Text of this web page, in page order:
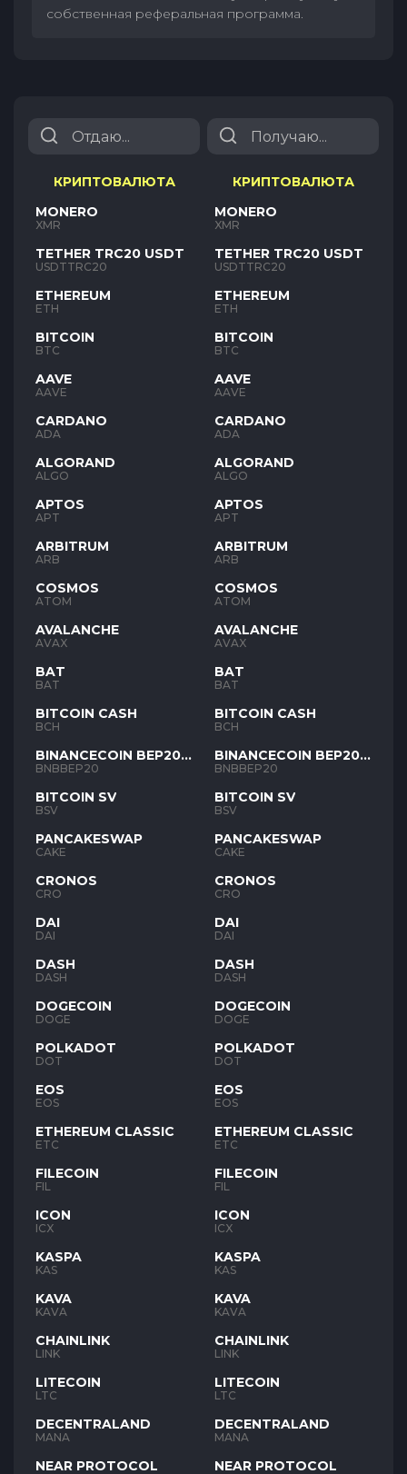
собственная реферальная программа.
КРИПТОВАЛЮТА
MONERO
XMR
TETHER TRC20 USDT
USDTTRC20
ETHEREUM
ETH
BITCOIN
BTC
AAVE
AAVE
CARDANO
ADA
ALGORAND
ALGO
APTOS
APT
ARBITRUM
ARB
COSMOS
ATOM
AVALANCHE
AVAX
BAT
BAT
BITCOIN CASH
BCH
BINANCECOIN BEP20
BNB
BNBBEP20
BITCOIN SV
BSV
PANCAKESWAP
CAKE
CRONOS
CRO
DAI
DAI
DASH
DASH
DOGECOIN
DOGE
POLKADOT
DOT
EOS
EOS
ETHEREUM CLASSIC
ETC
FILECOIN
FIL
ICON
ICX
KASPA
KAS
KAVA
KAVA
CHAINLINK
LINK
LITECOIN
LTC
DECENTRALAND
MANA
NEAR PROTOCOL
КРИПТОВАЛЮТА
MONERO
XMR
TETHER TRC20 USDT
USDTTRC20
ETHEREUM
ETH
BITCOIN
BTC
AAVE
AAVE
CARDANO
ADA
ALGORAND
ALGO
APTOS
APT
ARBITRUM
ARB
COSMOS
ATOM
AVALANCHE
AVAX
BAT
BAT
BITCOIN CASH
BCH
BINANCECOIN BEP20
BNB
BNBBEP20
BITCOIN SV
BSV
PANCAKESWAP
CAKE
CRONOS
CRO
DAI
DAI
DASH
DASH
DOGECOIN
DOGE
POLKADOT
DOT
EOS
EOS
ETHEREUM CLASSIC
ETC
FILECOIN
FIL
ICON
ICX
KASPA
KAS
KAVA
KAVA
CHAINLINK
LINK
LITECOIN
LTC
DECENTRALAND
MANA
NEAR PROTOCOL